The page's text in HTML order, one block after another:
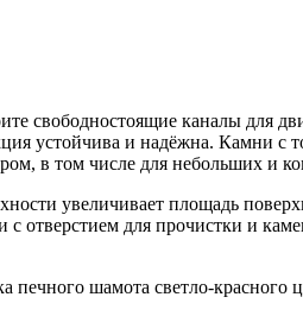
свободностоящие каналы для
устойчива и надёжна. Камни
в том числе для небольших и
увеличивает площадь
отверстием для прочистки и
печного шамота светло-красного